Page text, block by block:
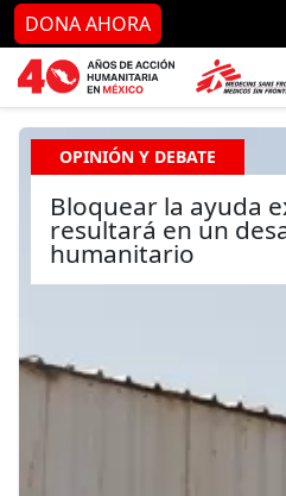
Ir al contenido principal
DONA AHORA
OPINIÓN Y DEBATE
Bloquear la ayuda
resultará en un
humanitario